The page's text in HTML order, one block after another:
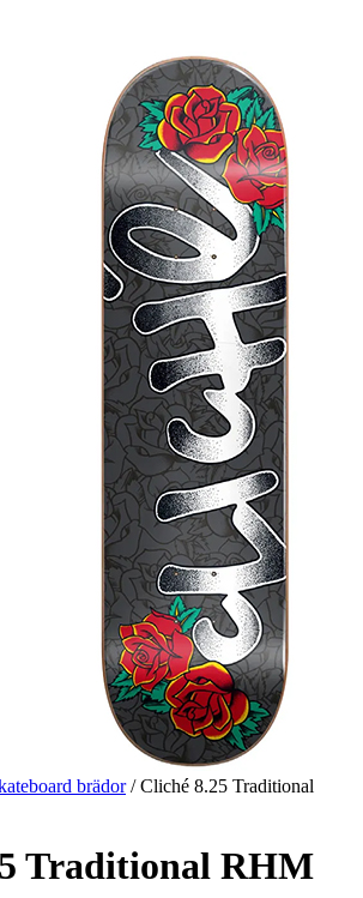
brädor/ Cliché 8.25 Traditional
Traditional RHM